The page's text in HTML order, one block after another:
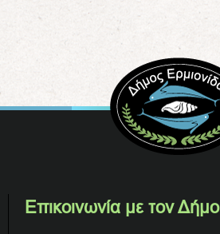
Επικοινωνία με τον Δήμο